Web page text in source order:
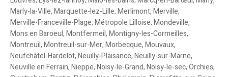
Marly-la-Ville,Marquette-lez-Lille,Merlimont,Merville,
Merville-Franceville-Plage,Métropole Lilloise,Mondeville,
Mons en Baroeul,Montfermeil,Montigny-les-Cormeilles,
Montreuil,Montreuil-sur-Mer,Morbecque,Mouvaux,
Neufchâtel-Hardelot,Neuilly-Plaisance,Neuilly-sur-Marne,
Neuville en Ferrain,Nieppe,Noisy-le-Grand,Noisy-le-sec,Orchies,